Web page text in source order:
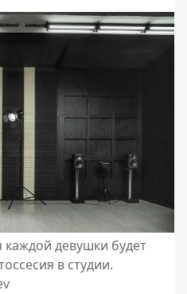
девушки будет
в студии.